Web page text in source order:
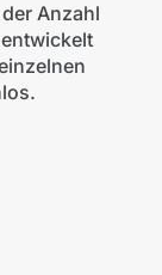
Anzahl